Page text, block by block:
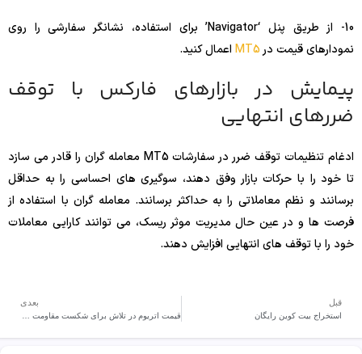
10- از طریق پنل ‘Navigator’ برای استفاده، نشانگر سفارشی را روی
نمودارهای قیمت در MT5 اعمال کنید.
پیمایش در بازارهای فارکس با توقف
ضررهای انتهایی
ادغام تنظیمات توقف ضرر در سفارشات MT5 معامله گران را قادر می سازد
تا خود را با حرکات بازار وفق دهند، سوگیری های احساسی را به حداقل
برسانند و نظم معاملاتی را به حداکثر برسانند. معامله گران با استفاده از
فرصت ها و در عین حال مدیریت موثر ریسک، می توانند کارایی معاملات
خود را با توقف های انتهایی افزایش دهند.
قبل
استخراج بیت کوین رایگان
بعدی